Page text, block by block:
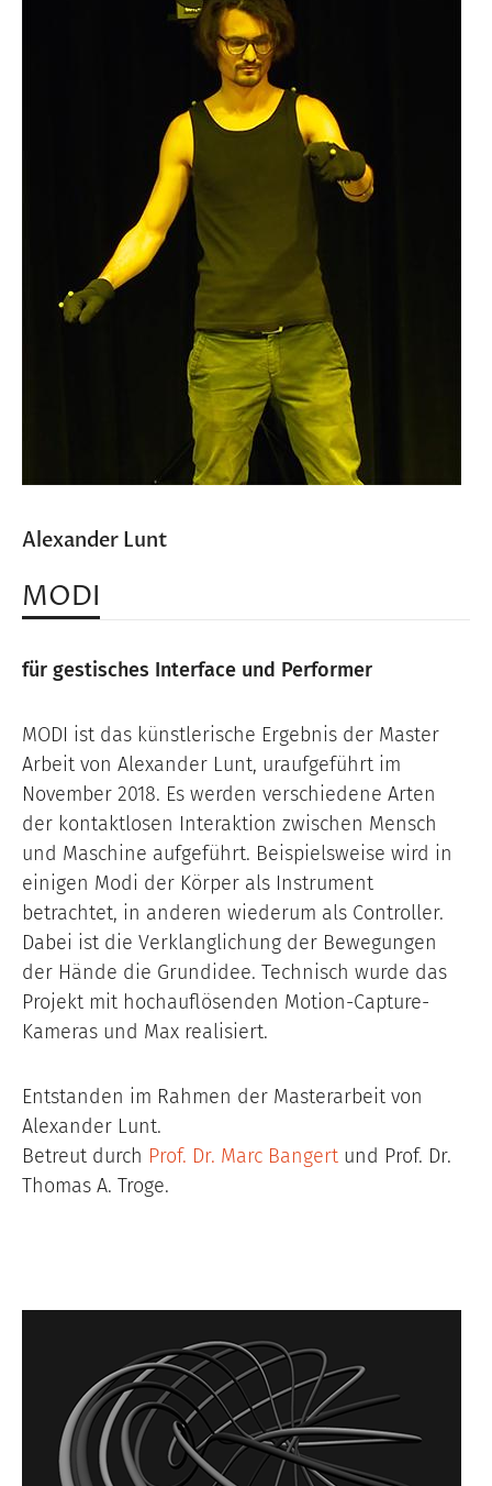
Alexander Lunt
MODI
für gestisches Interface und Performer
MODI ist das künstlerische Ergebnis der Master
Arbeit von Alexander Lunt, uraufgeführt im
November 2018. Es werden verschiedene Arten
der kontaktlosen Interaktion zwischen Mensch
und Maschine aufgeführt. Beispielsweise wird in
einigen Modi der Körper als Instrument
betrachtet, in anderen wiederum als Controller.
Dabei ist die Verklanglichung der Bewegungen
der Hände die Grundidee. Technisch wurde das
Projekt mit hochauflösenden Motion-Capture-
Kameras und Max realisiert.
Entstanden im Rahmen der Masterarbeit von
Alexander Lunt.
Betreut durch Prof. Dr. Marc Bangert und Prof. Dr.
Thomas A. Troge.